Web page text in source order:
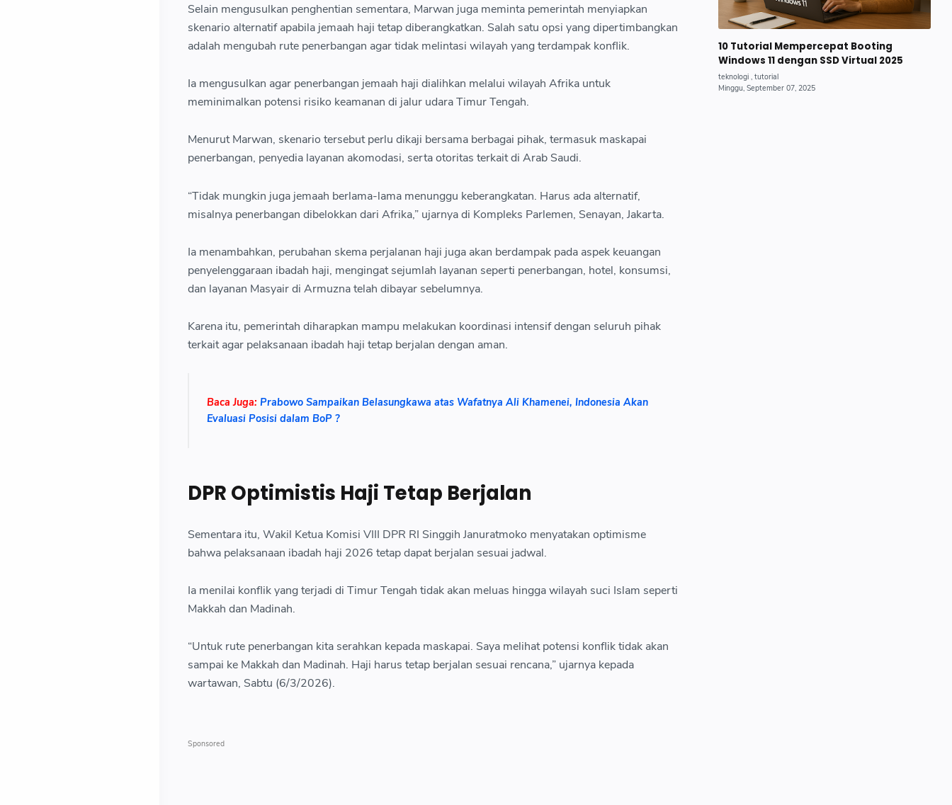
Selain mengusulkan penghentian sementara, Marwan juga meminta pemerintah menyiapkan
skenario alternatif apabila jemaah haji tetap diberangkatkan. Salah satu opsi yang dipertimbangkan
adalah mengubah rute penerbangan agar tidak melintasi wilayah yang terdampak konflik.
Ia mengusulkan agar penerbangan jemaah haji dialihkan melalui wilayah Afrika untuk
meminimalkan potensi risiko keamanan di jalur udara Timur Tengah.
Menurut Marwan, skenario tersebut perlu dikaji bersama berbagai pihak, termasuk maskapai
penerbangan, penyedia layanan akomodasi, serta otoritas terkait di Arab Saudi.
“Tidak mungkin juga jemaah berlama-lama menunggu keberangkatan. Harus ada alternatif,
misalnya penerbangan dibelokkan dari Afrika,” ujarnya di Kompleks Parlemen, Senayan, Jakarta.
Ia menambahkan, perubahan skema perjalanan haji juga akan berdampak pada aspek keuangan
penyelenggaraan ibadah haji, mengingat sejumlah layanan seperti penerbangan, hotel, konsumsi,
dan layanan Masyair di Armuzna telah dibayar sebelumnya.
Karena itu, pemerintah diharapkan mampu melakukan koordinasi intensif dengan seluruh pihak
terkait agar pelaksanaan ibadah haji tetap berjalan dengan aman.
Baca Juga: Prabowo Sampaikan Belasungkawa atas Wafatnya Ali Khamenei, Indonesia Akan
Evaluasi Posisi dalam BoP ?
DPR Optimistis Haji Tetap Berjalan
Sementara itu, Wakil Ketua Komisi VIII DPR RI Singgih Januratmoko menyatakan optimisme
bahwa pelaksanaan ibadah haji 2026 tetap dapat berjalan sesuai jadwal.
Ia menilai konflik yang terjadi di Timur Tengah tidak akan meluas hingga wilayah suci Islam seperti
Makkah dan Madinah.
“Untuk rute penerbangan kita serahkan kepada maskapai. Saya melihat potensi konflik tidak akan
sampai ke Makkah dan Madinah. Haji harus tetap berjalan sesuai rencana,” ujarnya kepada
wartawan, Sabtu (6/3/2026).
10 Tutorial Mempercepat Booting
Windows 11 dengan SSD Virtual 2025